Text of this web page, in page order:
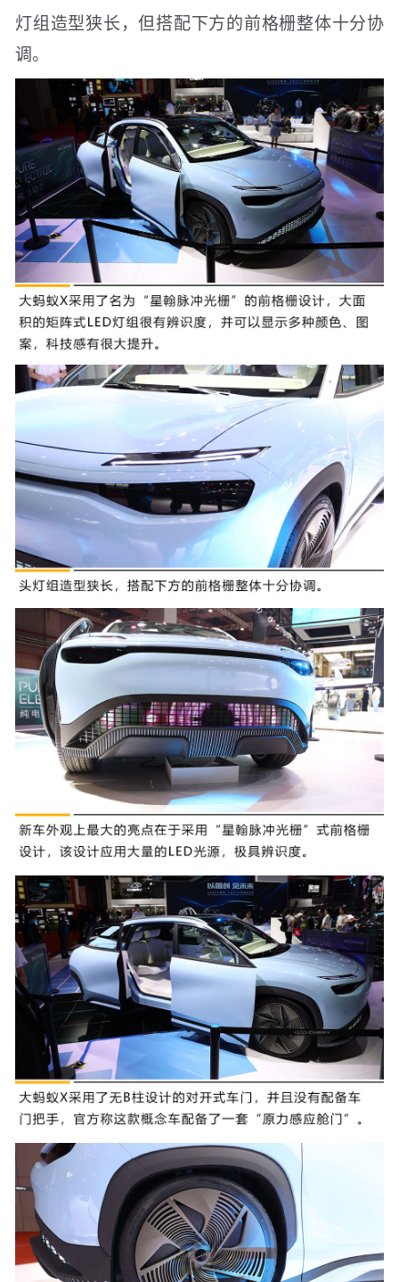
灯组造型狭长，但搭配下方的前格栅整体十分协
调。